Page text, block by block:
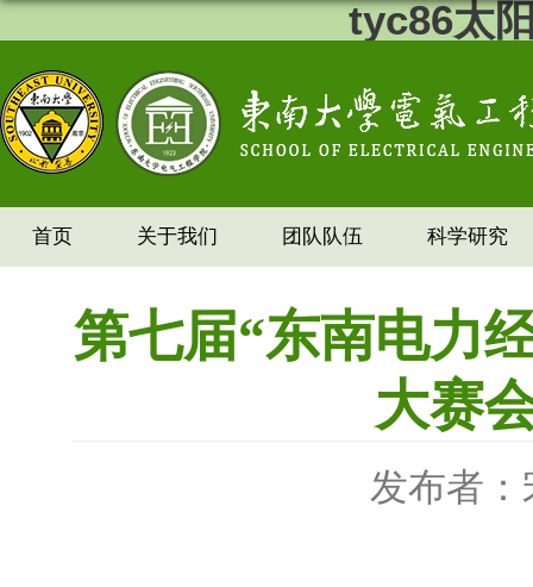
tyc86太
首页 关于我们 团队队伍 科学研究
第七届“东南电力
大赛
发布者：